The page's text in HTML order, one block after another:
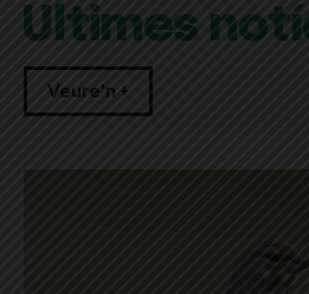
Últimes
Veure'n +